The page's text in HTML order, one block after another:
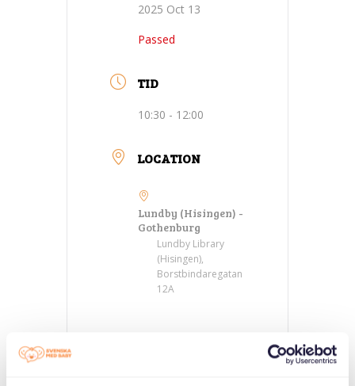
2025 Oct 13
Passed
TID
10:30 - 12:00
LOCATION
Lundby (Hisingen) -
Gothenburg
Lundby Library
(Hisingen),
Borstbindaregatan
12A